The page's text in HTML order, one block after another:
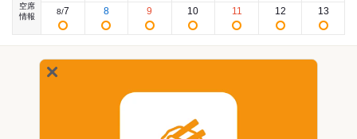
空席
情報
8/7 8 9 10 11 12 13